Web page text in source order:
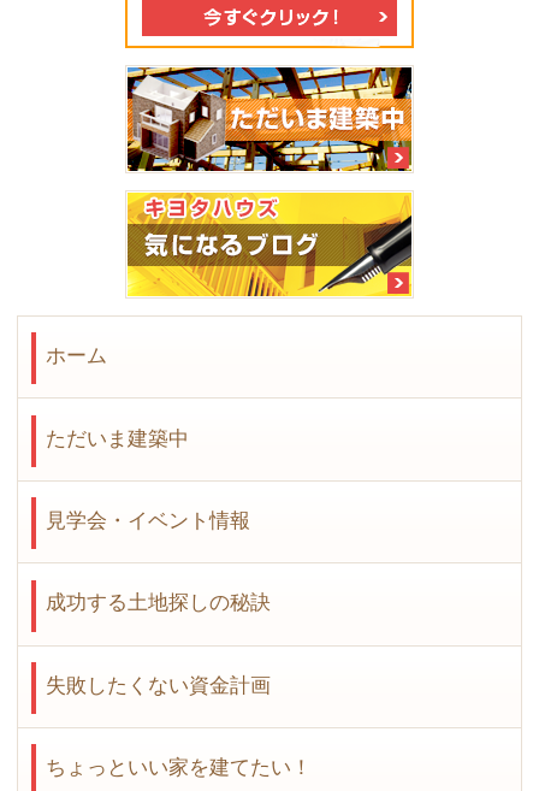
ホーム
ただいま建築中
見学会・イベント情報
成功する土地探しの秘訣
失敗したくない資金計画
ちょっといい家を建てたい！